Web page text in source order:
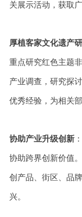
关展示活动，获取
厚植客家文化遗产
重点研究红色主题
产业调查，研究探
优秀经验，为相关
协助产业升级创新
协助跨界创新价值
创产品、街区、品
兴。